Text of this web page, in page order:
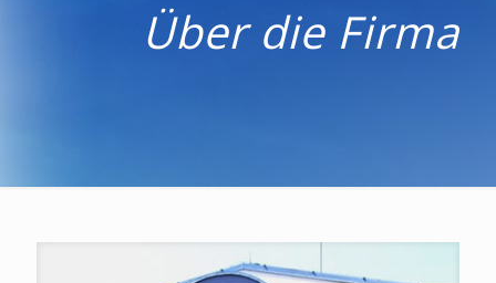
Über die Firma